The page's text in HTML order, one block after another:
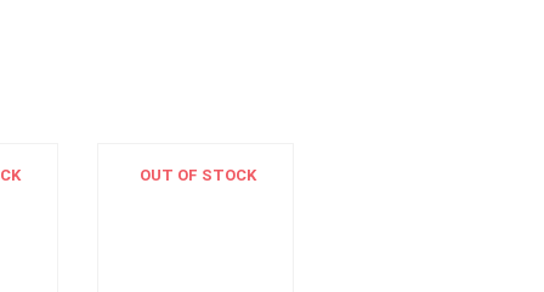
OUT OF STOCK